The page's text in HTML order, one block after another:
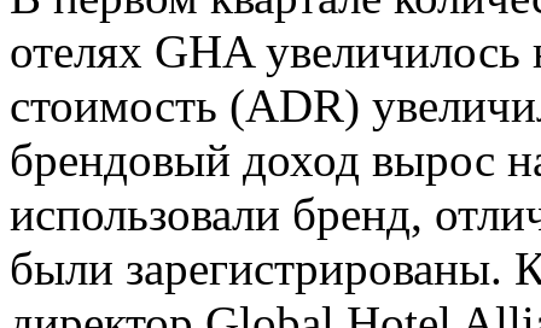
отелях GHA увеличилось
стоимость (ADR)
брендовый доход вырос
использовали бренд,
были зарегистрированы.